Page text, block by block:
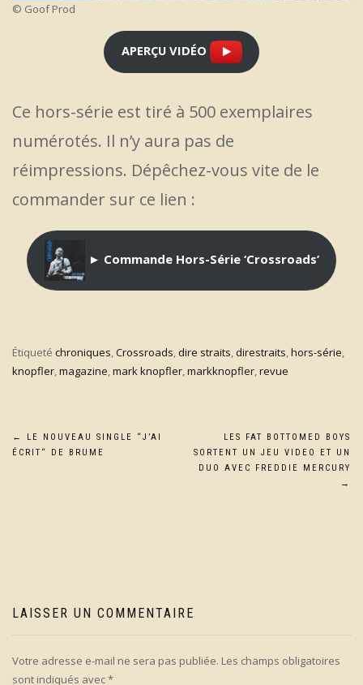
© Goof Prod
APERÇU VIDÉO
Ce hors-série est tiré à 500 exemplaires
numérotés. Il n’y aura pas de
réimpressions. Dépêchez-vous vite de le
commander sur ce lien :
► Commande Hors-Série ‘Crossroads’
Étiqueté chroniques,Crossroads,dire straits,direstraits,hors-série,
knopfler,magazine,mark knopfler,markknopfler,revue
Navigation
←
LE NOUVEAU SINGLE “J’AI
ÉCRIT“ DE BRUME
LES FAT BOTTOMED BOYS
SORTENT UN JEU VIDEO ET UN
DUO AVEC FREDDIE MERCURY
→
LAISSER UN COMMENTAIRE
Votre adresse e-mail ne sera pas publiée. Les champs obligatoires
sont indiqués avec*